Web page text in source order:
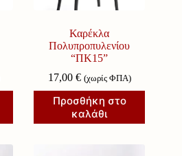
Καρέκλα
Πολυπροπυλενίου
“ΠΚ15”
17,00 € (χωρίς ΦΠΑ)
Προσθήκη στο
καλάθι